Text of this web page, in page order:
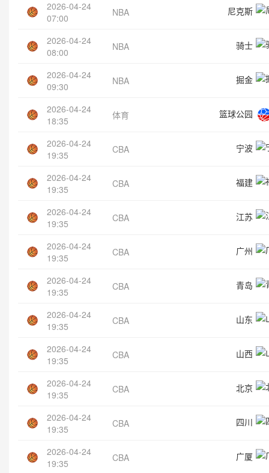
2026-04-24
07:00
NBA 尼克斯
2026-04-24
08:00
NBA 骑士
2026-04-24
09:30
NBA 掘金
2026-04-24
18:35
体育 篮球公园
2026-04-24
19:35
CBA 宁波
2026-04-24
19:35
CBA 福建
2026-04-24
19:35
CBA 江苏
2026-04-24
19:35
CBA 广州
2026-04-24
19:35
CBA 青岛
2026-04-24
19:35
CBA 山东
2026-04-24
19:35
CBA 山西
2026-04-24
19:35
CBA 北京
2026-04-24
19:35
CBA 四川
2026-04-24
19:35
CBA 广厦